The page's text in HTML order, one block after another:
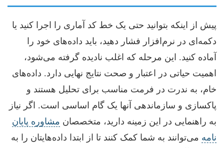
پیش از اینکه بتوانید حتی یک خط کد آماری را اجرا کنید یا
دکمه‌ای در نرم‌افزار فشار دهید، باید داده‌های خود را
آماده کنید. این مرحله که اغلب نادیده گرفته می‌شود،
اهمیت حیاتی در اعتبار و صحت نتایج نهایی دارد. داده‌های
خام، به ندرت در فرمت مناسب برای تحلیل هستند و
پاکسازی و سازماندهی آنها یک گام اساسی است. اگر نیاز
به راهنمایی در این زمینه دارید، متخصصان مشاوره پایان
نامه می‌توانند به شما کمک کنند تا از ابتدا داده‌هایتان را به